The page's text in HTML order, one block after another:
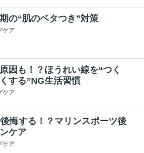
の“肌のベタつき”対策
ケア
因も！？ほうれい線を“つく
する”NG生活習慣
ケア
悔する！？マリンスポーツ後
ケア
ケア